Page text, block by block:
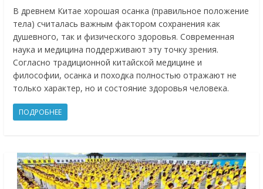
В древнем Китае хорошая осанка (правильное положение
тела) считалась важным фактором сохранения как
душевного, так и физического здоровья. Современная
наука и медицина поддерживают эту точку зрения.
Согласно традиционной китайской медицине и
философии, осанка и походка полностью отражают не
только характер, но и состояние здоровья человека.
ПОДРОБНЕЕ